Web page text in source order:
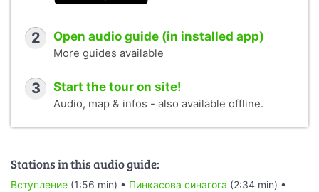
2 Open audio guide (in installed app)
More guides available
3 Start the tour on site!
Audio, map & infos - also available offline.
Stations in this audio guide:
Вступление (1:56 min) • Пинкасова синагога (2:34 min) •